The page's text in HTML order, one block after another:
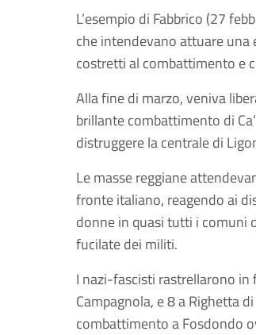
L’esempio di Fabbrico (27
che intendevano attuare una
costretti al combattimento e
Alla fine di marzo, veniva
brillante combattimento di
distruggere la centrale di
Le masse reggiane
fronte italiano, reagendo ai
donne in quasi tutti i comuni
fucilate dei militi.
I nazi-fascisti rastrellarono in
Campagnola, e 8 a Righetta
combattimento a Fosdondo